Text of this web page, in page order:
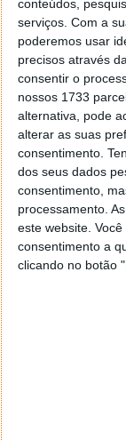
conteúdos,
serviços. Com a
poderemos usar
precisos através
consentir o
nossos 1733
alternativa, pode
alterar as suas
consentimento.
dos seus dados
consentimento,
processamento.
este website.
consentimento a
clicando no botão
É também
encontrar toda
testar o